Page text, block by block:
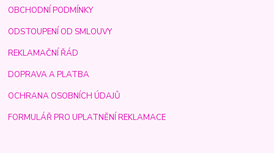
OBCHODNÍ PODMÍNKY
ODSTOUPENÍ OD SMLOUVY
REKLAMAČNÍ ŘÁD
DOPRAVA A PLATBA
OCHRANA OSOBNÍCH ÚDAJŮ
FORMULÁŘ PRO UPLATNĚNÍ REKLAMACE